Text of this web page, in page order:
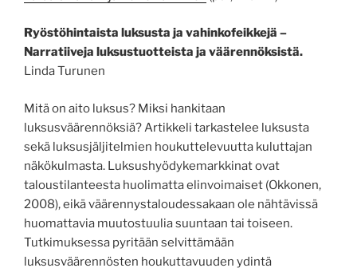
Ryöstöhintaista luksusta ja vahinkofeikkejä –
Narratiiveja luksustuotteista ja väärennöksistä.
Linda Turunen
Mitä on aito luksus? Miksi hankitaan
luksusväärennöksiä? Artikkeli tarkastelee luksusta
sekä luksusjäljitelmien houkuttelevuutta kuluttajan
näkökulmasta. Luksushyödykemarkkinat ovat
taloustilanteesta huolimatta elinvoimaiset (Okkonen,
2008), eikä väärennystaloudessakaan ole nähtävissä
huomattavia muutostuulia suuntaan tai toiseen.
Tutkimuksessa pyritään selvittämään
luksusväärennösten houkuttavuuden ydintä